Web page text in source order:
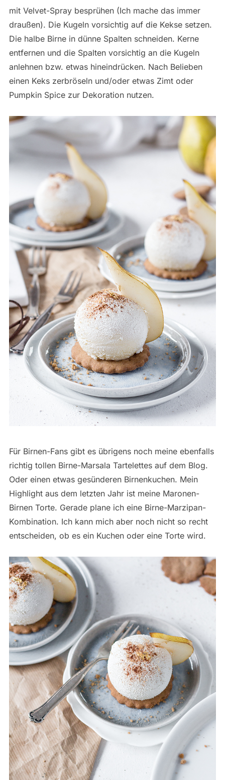
mit Velvet-Spray besprühen (Ich mache das immer
draußen). Die Kugeln vorsichtig auf die Kekse setzen.
Die halbe Birne in dünne Spalten schneiden. Kerne
entfernen und die Spalten vorsichtig an die Kugeln
anlehnen bzw. etwas hineindrücken. Nach Belieben
einen Keks zerbröseln und/oder etwas Zimt oder
Pumpkin Spice zur Dekoration nutzen.
Für Birnen-Fans gibt es übrigens noch meine ebenfalls
richtig tollen Birne-Marsala Tartelettes auf dem Blog.
Oder einen etwas gesünderen Birnenkuchen. Mein
Highlight aus dem letzten Jahr ist meine Maronen-
Birnen Torte. Gerade plane ich eine Birne-Marzipan-
Kombination. Ich kann mich aber noch nicht so recht
entscheiden, ob es ein Kuchen oder eine Torte wird.